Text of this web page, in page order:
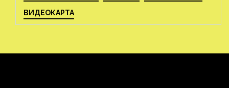
ВИДЕОКАРТА